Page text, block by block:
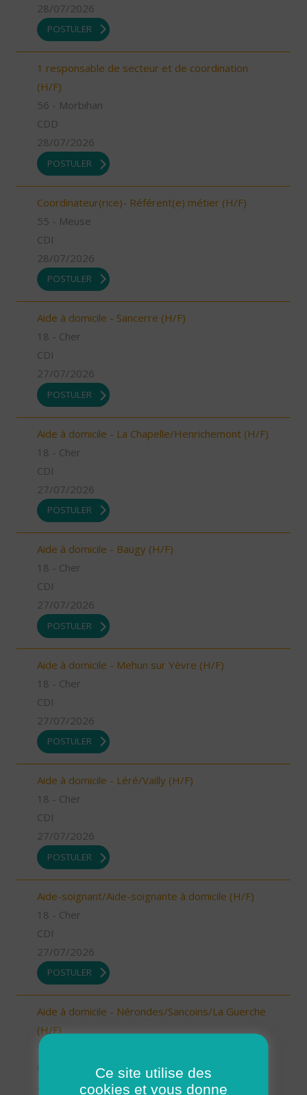
28/07/2026
POSTULER
1 responsable de secteur et de coordination
(H/F)
56 - Morbihan
CDD
28/07/2026
POSTULER
Coordinateur(rice)- Référent(e) métier (H/F)
55 - Meuse
CDI
28/07/2026
POSTULER
Aide à domicile - Sancerre (H/F)
18 - Cher
CDI
27/07/2026
POSTULER
Aide à domicile - La Chapelle/Henrichemont (H/F)
18 - Cher
CDI
27/07/2026
POSTULER
Aide à domicile - Baugy (H/F)
18 - Cher
CDI
27/07/2026
POSTULER
Aide à domicile - Mehun sur Yèvre (H/F)
18 - Cher
CDI
27/07/2026
POSTULER
Aide à domicile - Léré/Vailly (H/F)
18 - Cher
CDI
27/07/2026
POSTULER
Aide-soignant/Aide-soignante à domicile (H/F)
18 - Cher
CDI
27/07/2026
POSTULER
Aide à domicile - Nérondes/Sancoins/La Guerche
(H/F)
18 - Cher
27/07/2026
Ce site utilise des
cookies et vous donne